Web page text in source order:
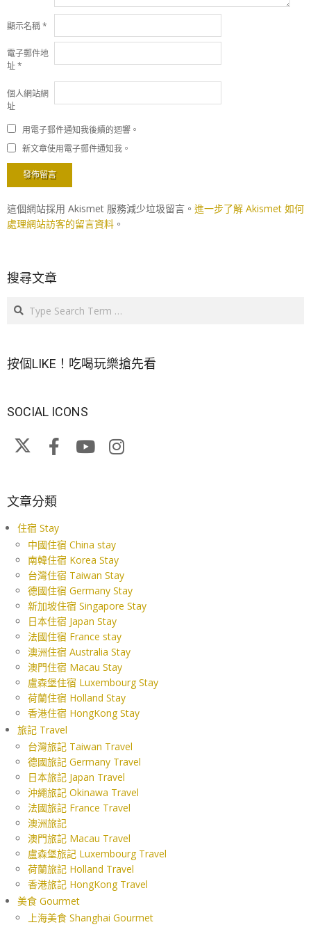
顯示名稱*
電子郵件地
址*
個人網站網
址
用電子郵件通知我後續的迴響。
新文章使用電子郵件通知我。
這個網站採用 Akismet 服務減少垃圾留言。 進一步了解 Akismet 如何
處理網站訪客的留言資料 。
搜尋文章
Search
按個LIKE！吃喝玩樂搶先看
SOCIAL ICONS
文章分類
住宿 Stay
中國住宿 China stay
南韓住宿 Korea Stay
台灣住宿 Taiwan Stay
德國住宿 Germany Stay
新加坡住宿 Singapore Stay
日本住宿 Japan Stay
法國住宿 France stay
澳洲住宿 Australia Stay
澳門住宿 Macau Stay
盧森堡住宿 Luxembourg Stay
荷蘭住宿 Holland Stay
香港住宿 HongKong Stay
旅記 Travel
台灣旅記 Taiwan Travel
德國旅記 Germany Travel
日本旅記 Japan Travel
沖繩旅記 Okinawa Travel
法國旅記 France Travel
澳洲旅記
澳門旅記 Macau Travel
盧森堡旅記 Luxembourg Travel
荷蘭旅記 Holland Travel
香港旅記 HongKong Travel
美食 Gourmet
上海美食 Shanghai Gourmet